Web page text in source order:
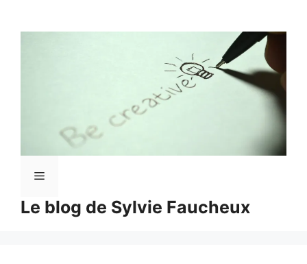
Le blog de Sylvie Faucheux
Menu